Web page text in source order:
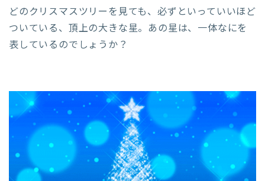
どのクリスマスツリーを見ても、必ずといっていいほど
ついている、頂上の大きな星。あの星は、一体なにを
表しているのでしょうか？